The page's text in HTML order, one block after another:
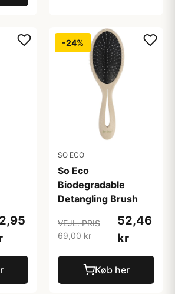
-24%
SO ECO
So Eco
Biodegradable
Detangling Brush
VEJL. PRIS
69,00 kr
52,46
kr
Køb her